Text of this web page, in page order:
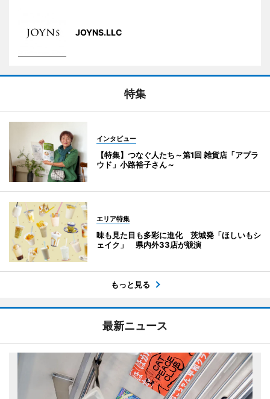
JOYNS.LLC
特集
インタビュー
【特集】つなぐ人たち～第1回 雑貨店「アプラ
ウド」小路裕子さん～
エリア特集
味も見た目も多彩に進化 茨城発「ほしいもシ
ェイク」 県内外33店が競演
もっと見る
最新ニュース